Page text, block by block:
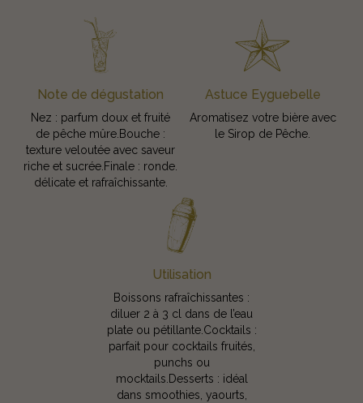
Note de dégustation
Nez : parfum doux et fruité
de pêche mûre.Bouche :
texture veloutée avec saveur
riche et sucrée.Finale : ronde.
délicate et rafraîchissante.
Astuce Eyguebelle
Aromatisez votre bière avec
le Sirop de Pêche.
Utilisation
Boissons rafraîchissantes :
diluer 2 à 3 cl dans de l’eau
plate ou pétillante.Cocktails :
parfait pour cocktails fruités,
punchs ou
mocktails.Desserts : idéal
dans smoothies, yaourts,